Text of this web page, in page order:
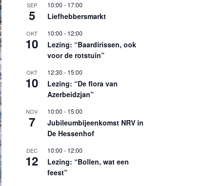
SEP
5
10:00 - 17:00
Liefhebbersmarkt
OKT
10
10:00 - 12:00
Lezing: “Baardirissen, ook
voor de rotstuin”
OKT
10
12:30 - 15:00
Lezing: “De flora van
Azerbeidzjan”
NOV
7
10:00 - 15:00
Jubileumbijeenkomst NRV in
De Hessenhof
DEC
12
10:00 - 12:00
Lezing: “Bollen, wat een
feest”